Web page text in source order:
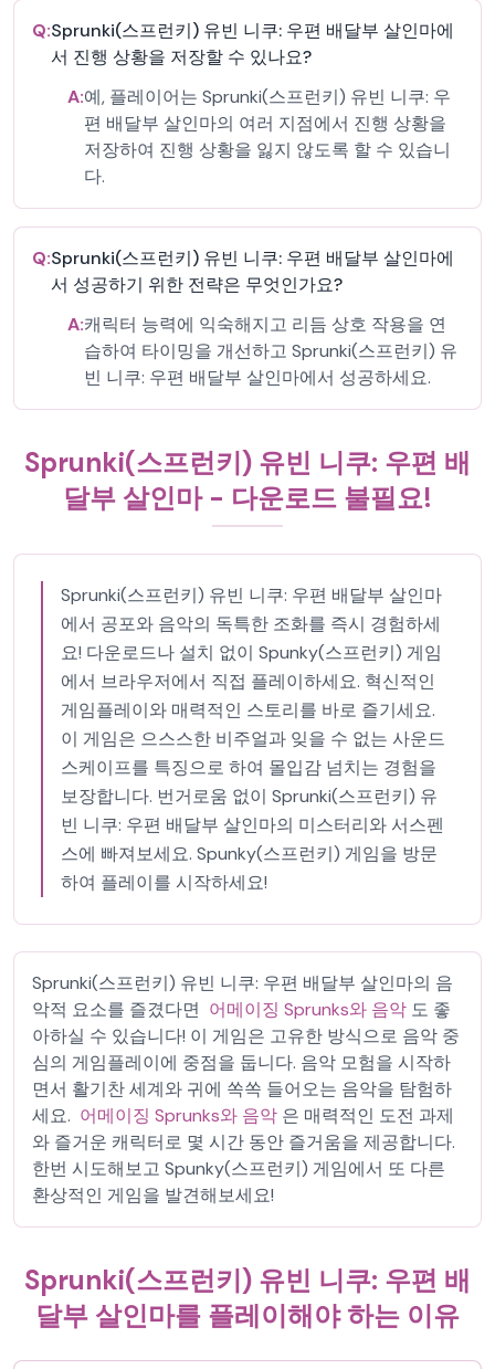
Q:Sprunki(스프런키) 유빈 니쿠: 우편 배달부 살인마에
서 진행 상황을 저장할 수 있나요?
A:예, 플레이어는 Sprunki(스프런키) 유빈 니쿠: 우
편 배달부 살인마의 여러 지점에서 진행 상황을
저장하여 진행 상황을 잃지 않도록 할 수 있습니
다.
Q:Sprunki(스프런키) 유빈 니쿠: 우편 배달부 살인마에
서 성공하기 위한 전략은 무엇인가요?
A:캐릭터 능력에 익숙해지고 리듬 상호 작용을 연
습하여 타이밍을 개선하고 Sprunki(스프런키) 유
빈 니쿠: 우편 배달부 살인마에서 성공하세요.
Sprunki(스프런키) 유빈 니쿠: 우편 배
달부 살인마 - 다운로드 불필요!
Sprunki(스프런키) 유빈 니쿠: 우편 배달부 살인마
에서 공포와 음악의 독특한 조화를 즉시 경험하세
요! 다운로드나 설치 없이 Spunky(스프런키) 게임
에서 브라우저에서 직접 플레이하세요. 혁신적인
게임플레이와 매력적인 스토리를 바로 즐기세요.
이 게임은 으스스한 비주얼과 잊을 수 없는 사운드
스케이프를 특징으로 하여 몰입감 넘치는 경험을
보장합니다. 번거로움 없이 Sprunki(스프런키) 유
빈 니쿠: 우편 배달부 살인마의 미스터리와 서스펜
스에 빠져보세요. Spunky(스프런키) 게임을 방문
하여 플레이를 시작하세요!
Sprunki(스프런키) 유빈 니쿠: 우편 배달부 살인마의 음
악적 요소를 즐겼다면 어메이징 Sprunks와 음악 도 좋
아하실 수 있습니다! 이 게임은 고유한 방식으로 음악 중
심의 게임플레이에 중점을 둡니다. 음악 모험을 시작하
면서 활기찬 세계와 귀에 쏙쏙 들어오는 음악을 탐험하
세요. 어메이징 Sprunks와 음악 은 매력적인 도전 과제
와 즐거운 캐릭터로 몇 시간 동안 즐거움을 제공합니다.
한번 시도해보고 Spunky(스프런키) 게임에서 또 다른
환상적인 게임을 발견해보세요!
Sprunki(스프런키) 유빈 니쿠: 우편 배
달부 살인마를 플레이해야 하는 이유